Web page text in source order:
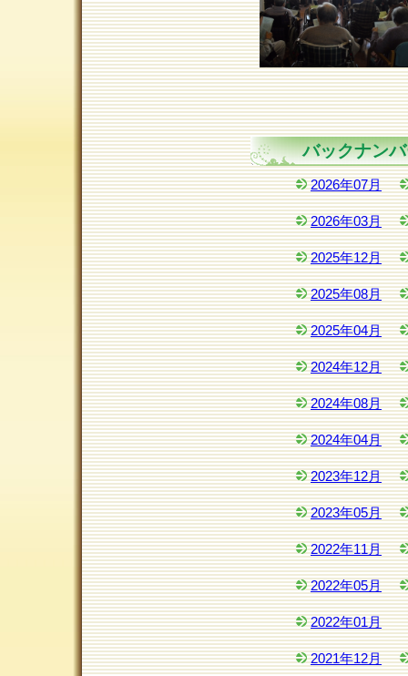
バックナン
2026年07月
2026年03月
2025年12月
2025年08月
2025年04月
2024年12月
2024年08月
2024年04月
2023年12月
2023年05月
2022年11月
2022年05月
2022年01月
2021年12月